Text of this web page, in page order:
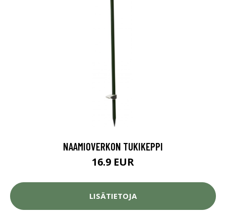
NAAMIOVERKON TUKIKEPPI
16.9 EUR
LISÄTIETOJA